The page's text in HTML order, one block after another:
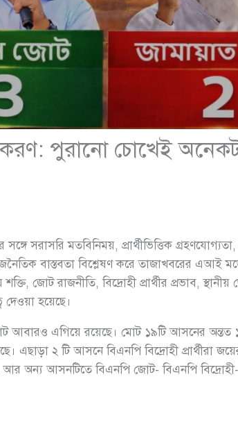
পুরানো চোখেই
সরাসরি মতবিনিময়, প্রার্থীভিত্তিক
বাস্তবতা বিশ্লেষণ করে তাজাখবরের এআই
জোট রাজনীতি, বিদ্রোহী প্রার্থীর প্রভাব,
হয়েছে।
আবারও এগিয়ে রয়েছে। মোট ১৯টি আসনের
এছাড়া ২ টি আসনে বিএনপি বিদ্রোহী প্রার্থীরা
আর অন্য আসনটিতে বিএনপি জোট- বিএনপি